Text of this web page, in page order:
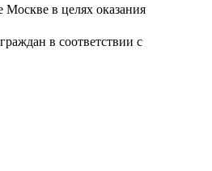
в целях оказания
в соответствии с